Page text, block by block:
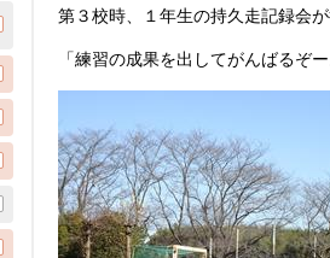
第３校時、１年生の持久走記録会が
「練習の成果を出してがんばるぞ